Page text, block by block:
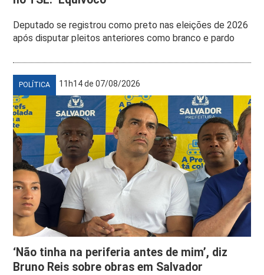
Deputado se registrou como preto nas eleições de 2026
após disputar pleitos anteriores como branco e pardo
POLÍTICA 11h14 de 07/08/2026
‘Não tinha na periferia antes de mim’, diz
Bruno Reis sobre obras em Salvador